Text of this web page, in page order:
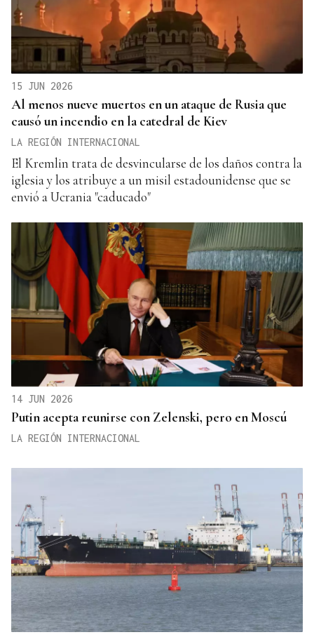
15 JUN 2026
Al menos nueve muertos en un ataque de Rusia que
causó un incendio en la catedral de Kiev
LA REGIÓN INTERNACIONAL
El Kremlin trata de desvincularse de los daños contra la
iglesia y los atribuye a un misil estadounidense que se
envió a Ucrania "caducado"
14 JUN 2026
Putin acepta reunirse con Zelenski, pero en Moscú
LA REGIÓN INTERNACIONAL